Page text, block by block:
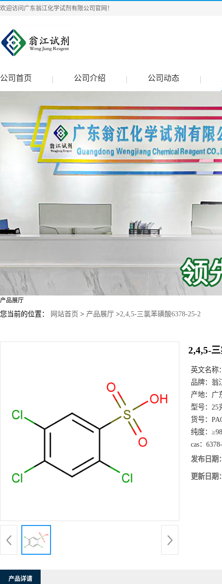
欢迎访问广东翁江化学试剂有限公司官网！
公司首页 公司介绍 公司动态
产品展厅
您当前的位置： 网站首页 > 产品展厅 >2,4,5-三氯苯磺酸6378-25-2
2,4,5-
英文名称
品牌： 翁
产地： 广
型号： 25
货号：
纯度：
cas：
发布日期
更新日期
产品详请